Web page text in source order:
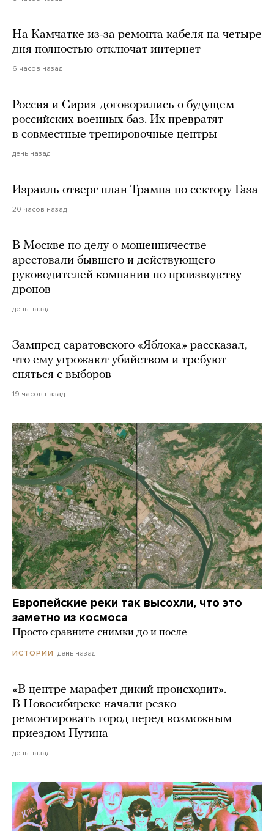
На Камчатке из-за ремонта кабеля на четыре
дня полностью отключат интернет
6 часов назад
Россия и Сирия договорились о будущем
российских военных баз. Их превратят
в совместные тренировочные центры
день назад
Израиль отверг план Трампа по сектору Газа
20 часов назад
В Москве по делу о мошенничестве
арестовали бывшего и действующего
руководителей компании по производству
дронов
день назад
Зампред саратовского «Яблока» рассказал,
что ему угрожают убийством и требуют
сняться с выборов
19 часов назад
Европейские реки так высохли, что это
заметно из космоса
Просто сравните снимки до и после
ИСТОРИИ день назад
«В центре марафет дикий происходит».
В Новосибирске начали резко
ремонтировать город перед возможным
приездом Путина
день назад